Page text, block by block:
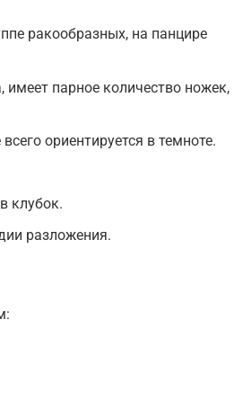
ракообразных, на панцире
имеет парное количество ножек,
ориентируется в темноте.
клубок.
разложения.